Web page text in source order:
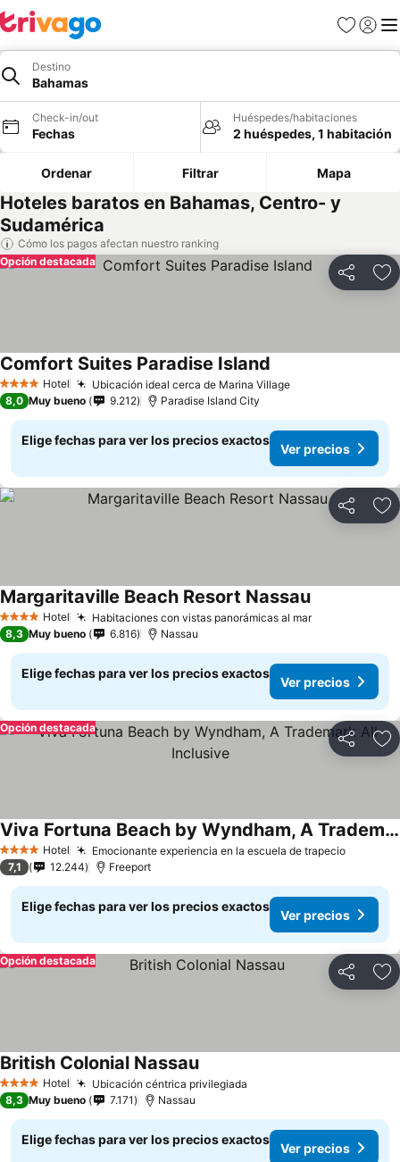
Favoritos
Iniciar
Destino
Bahamas
Check-in/out
Fechas
Huéspedes/habitaciones
2 huéspedes, 1 habitación
Ordenar Filtrar Mapa
Hoteles baratos en Bahamas, Centro- y
Sudamérica
Cómo los pagos afectan nuestro ranking
Compartir
Opción destacada
4 EstrellasHotel Ubicación ideal cerca de Marina Village
Comfort Suites Paradise Island
8,0 Muy bueno 9.212 Paradise Island City
Elige fechas para ver los precios exactos
Ver precios
Compartir
4 EstrellasHotel Habitaciones con vistas panorámicas al mar
Margaritaville Beach Resort Nassau
8,3 Muy bueno 6.816 Nassau
Elige fechas para ver los precios exactos
Ver precios
Compartir
Opción destacada
4 EstrellasHotel Emocionante experiencia en la escuela de trapecio
Viva Fortuna Beach by Wyndham, A Trademark All Inclusive
7,1 12.244 Freeport
Elige fechas para ver los precios exactos
Ver precios
Compartir
Opción destacada
4 EstrellasHotel Ubicación céntrica privilegiada
British Colonial Nassau
8,3 Muy bueno 7.171 Nassau
Elige fechas para ver los precios exactos
Ver precios